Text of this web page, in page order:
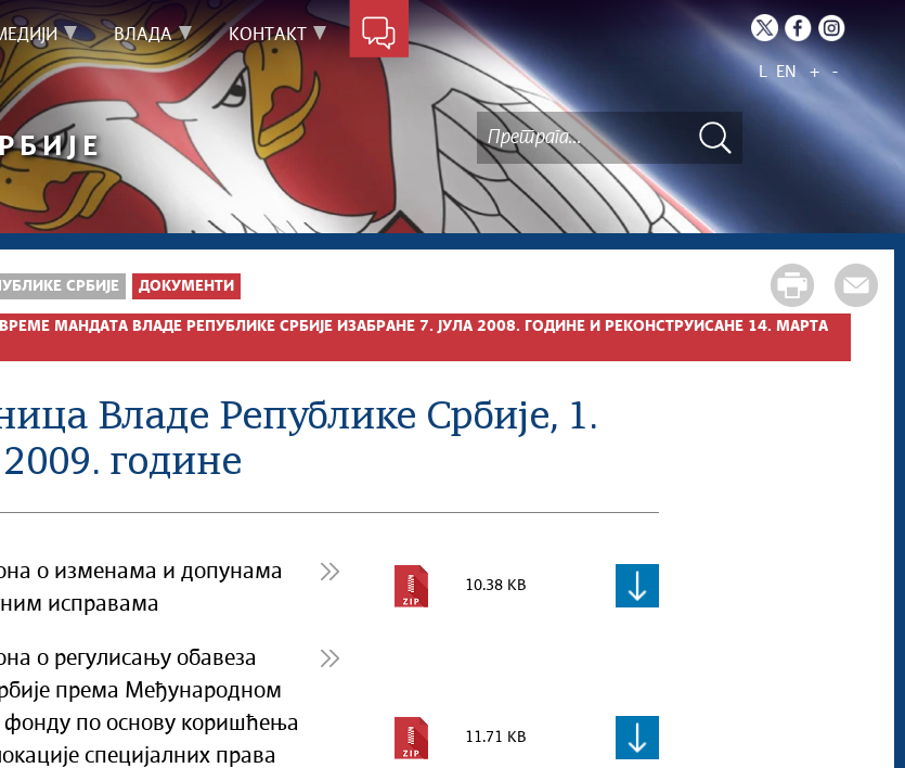
ВЛАДА КОНТАКТ
L EN + -
РБИЈЕ
СРБИЈЕ ДОКУМЕНТИ
МАНДАТА ВЛАДЕ РЕПУБЛИКЕ СРБИЈЕ ИЗАБРАНЕ 7. ЈУЛА 2008. ГОДИНЕ И РЕКОНСТРУИСАНЕ 14. МАРТА
Владе Републике Србије, 1.
године
о изменама и допунама
исправама
10.38 KB
о регулисању обавеза
према Међународном
по основу коришћења
специјалних права
11.71 KB